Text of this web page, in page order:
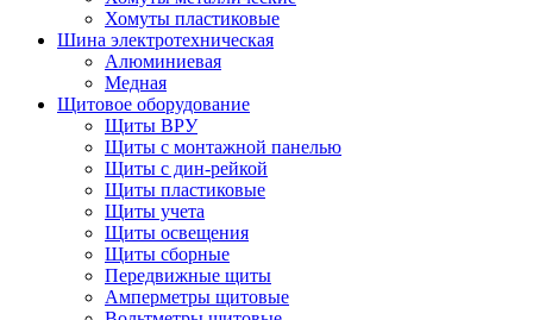
Хомуты пластиковые
Шина электротехническая
Алюминиевая
Медная
Щитовое оборудование
Щиты ВРУ
Щиты с монтажной панелью
Щиты с дин-рейкой
Щиты пластиковые
Щиты учета
Щиты освещения
Щиты сборные
Передвижные щиты
Амперметры щитовые